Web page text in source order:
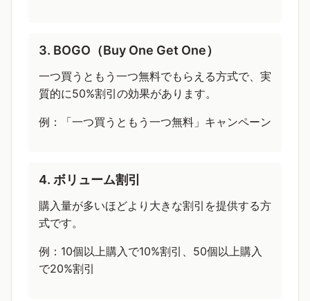
3. BOGO（Buy One Get One）
一つ買うともう一つ無料でもらえる方式で、実
質的に50%割引の効果があります。
例：「一つ買うともう一つ無料」キャンペーン
4. ボリューム割引
購入量が多いほどより大きな割引を提供する方
式です。
例：10個以上購入で10%割引、50個以上購入
で20%割引